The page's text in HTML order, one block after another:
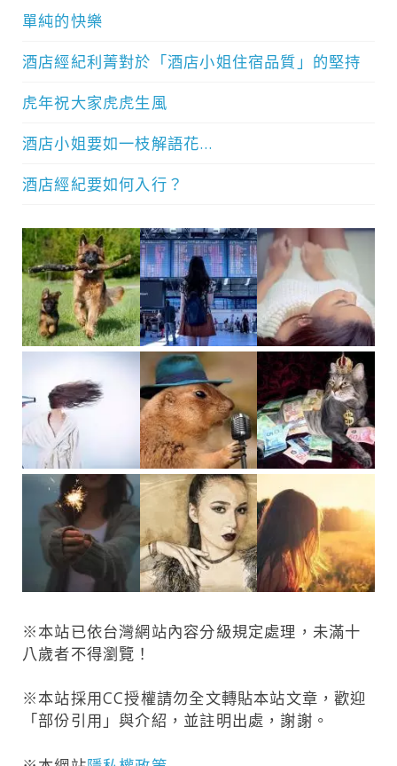
單純的快樂
酒店經紀利菁對於「酒店小姐住宿品質」的堅持
虎年祝大家虎虎生風
酒店小姐要如一枝解語花…
酒店經紀要如何入行？
※本站已依台灣網站內容分級規定處理，未滿十
八歲者不得瀏覽！
※本站採用CC授權請勿全文轉貼本站文章，歡迎
「部份引用」與介紹，並註明出處，謝謝。